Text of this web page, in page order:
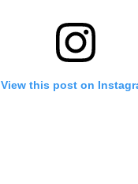
View this post on